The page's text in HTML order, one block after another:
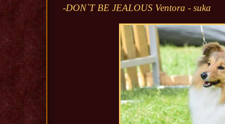
-DON`T BE JEALOUS Ventora - suka